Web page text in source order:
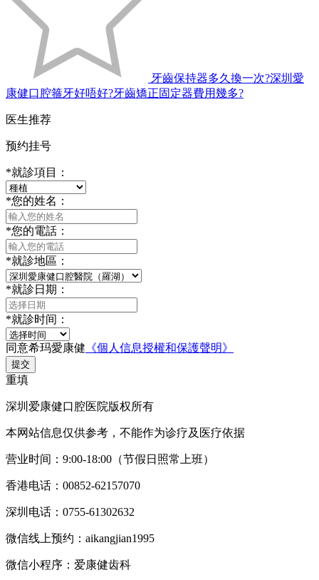
牙齒保持器多久換一次?深圳愛
康健口腔箍牙好唔好?牙齒矯正固定器費用幾多?
医生推荐
预约挂号
*就診項目：
*您的姓名：
*您的電話：
*就診地區：
*就診日期：
*就診时间：
同意希玛愛康健 《個人信息授權和保護聲明》
提交
重填
深圳爱康健口腔医院版权所有
本网站信息仅供参考，不能作为诊疗及医疗依据
营业时间：9:00-18:00（节假日照常上班）
香港电话：00852-62157070
深圳电话：0755-61302632
微信线上预约：aikangjian1995
微信小程序：爱康健齿科